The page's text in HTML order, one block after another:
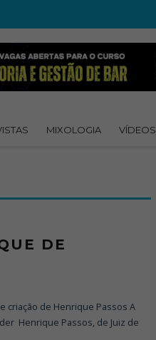
MIXOLOGIA VÍDEOS
DE
criação de Henrique Passos A
Henrique Passos, de Juiz de